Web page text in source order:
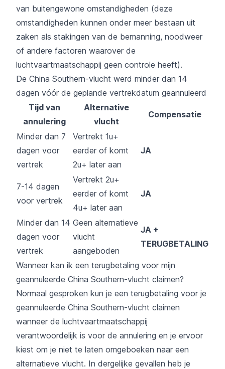
van buitengewone omstandigheden (deze
omstandigheden kunnen onder meer bestaan uit
zaken als stakingen van de bemanning, noodweer
of andere factoren waarover de
luchtvaartmaatschappij geen controle heeft).
De China Southern-vlucht werd minder dan 14
dagen vóór de geplande vertrekdatum geannuleerd
Tijd van
annulering
Alternative
vlucht
Compensatie
Minder dan 7
dagen voor
vertrek
Vertrekt 1u+
eerder of komt
2u+ later aan
JA
7-14 dagen
voor vertrek
Vertrekt 2u+
eerder of komt
4u+ later aan
JA
Minder dan 14
dagen voor
vertrek
Geen alternatieve
vlucht
aangeboden
JA +
TERUGBETALING
Wanneer kan ik een terugbetaling voor mijn
geannuleerde China Southern-vlucht claimen?
Normaal gesproken kun je een terugbetaling voor je
geannuleerde China Southern-vlucht claimen
wanneer de luchtvaartmaatschappij
verantwoordelijk is voor de annulering en je ervoor
kiest om je niet te laten omgeboeken naar een
alternatieve vlucht. In dergelijke gevallen heb je